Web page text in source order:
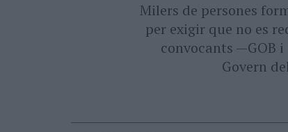
Milers de persones
per exigir que no es
convocants —GOB
Govern